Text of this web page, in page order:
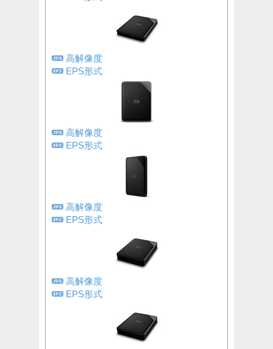
高解像度
EPS形式
高解像度
EPS形式
高解像度
EPS形式
高解像度
EPS形式